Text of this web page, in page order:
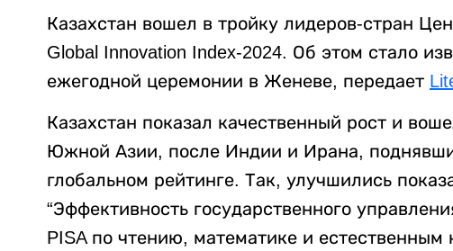
Казахстан вошел в тройку лидеров-стран
Global Innovation Index-2024. Об этом стало
ежегодной церемонии в Женеве, передает
Казахстан показал качественный рост и
Южной Азии, после Индии и Ирана,
глобальном рейтинге. Так, улучшились
“Эффективность государственного
PISA по чтению, математике и естественным